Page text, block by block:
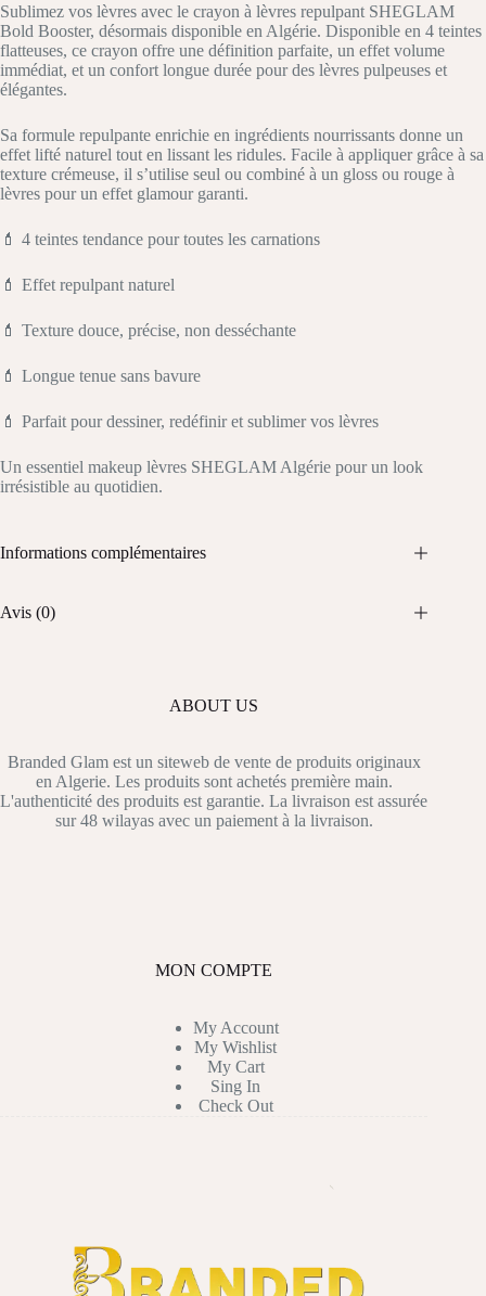
Sublimez vos lèvres avec le crayon à lèvres repulpant SHEGLAM
Bold Booster, désormais disponible en Algérie. Disponible en 4 teintes
flatteuses, ce crayon offre une définition parfaite, un effet volume
immédiat, et un confort longue durée pour des lèvres pulpeuses et
élégantes.
Sa formule repulpante enrichie en ingrédients nourrissants donne un
effet lifté naturel tout en lissant les ridules. Facile à appliquer grâce à sa
texture crémeuse, il s’utilise seul ou combiné à un gloss ou rouge à
lèvres pour un effet glamour garanti.
💄 4 teintes tendance pour toutes les carnations
💄 Effet repulpant naturel
💄 Texture douce, précise, non desséchante
💄 Longue tenue sans bavure
💄 Parfait pour dessiner, redéfinir et sublimer vos lèvres
Un essentiel makeup lèvres SHEGLAM Algérie pour un look
irrésistible au quotidien.
Informations complémentaires
Avis (0)
ABOUT US
Branded Glam est un siteweb de vente de produits originaux
en Algerie. Les produits sont achetés première main.
L'authenticité des produits est garantie. La livraison est assurée
sur 48 wilayas avec un paiement à la livraison.
MON COMPTE
My Account
My Wishlist
My Cart
Sing In
Check Out